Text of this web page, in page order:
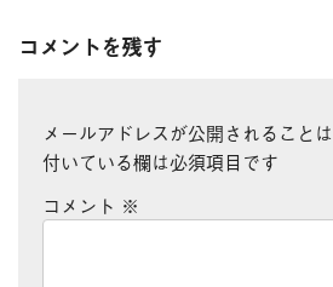
コメントを残す
メールアドレスが公開されることは
付いている欄は必須項目です
コメント ※